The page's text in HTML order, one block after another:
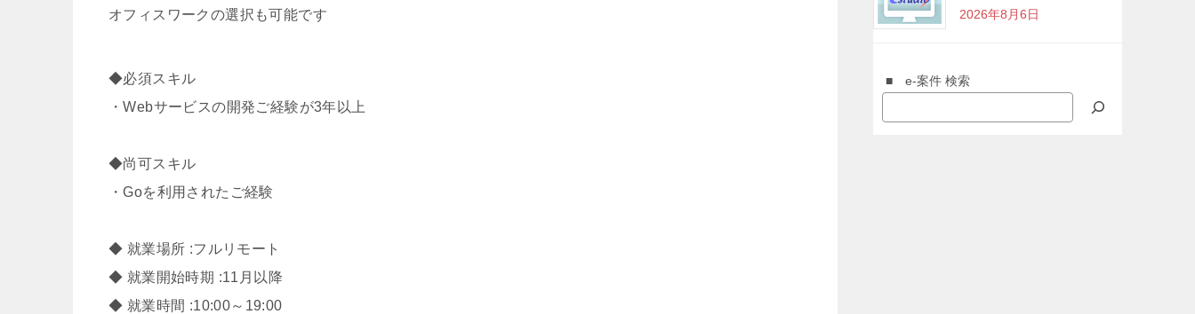
オフィスワークの選択も可能です
◆必須スキル
・Webサービスの開発ご経験が3年以上
◆尚可スキル
・Goを利用されたご経験
◆ 就業場所 :フルリモート
◆ 就業開始時期 :11月以降
◆ 就業時間 :10:00～19:00
2026年8月6日
■ e-案件 検索